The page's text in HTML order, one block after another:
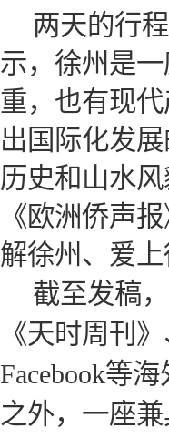
两天的行
示，徐州是
重，也有现
出国际化发
历史和山水
《欧洲侨声
解徐州、爱上
截至发稿
《天时周刊
Facebook等海
之外，一座